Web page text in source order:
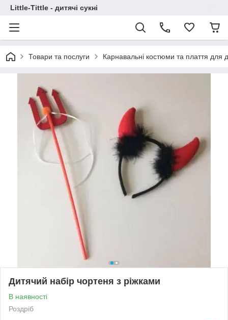
Little-Tittle - дитячі сукні
Товари та послуги Карнавальні костюми та плаття для
Дитячий набір чортеня з ріжками
В наявності
Роздріб